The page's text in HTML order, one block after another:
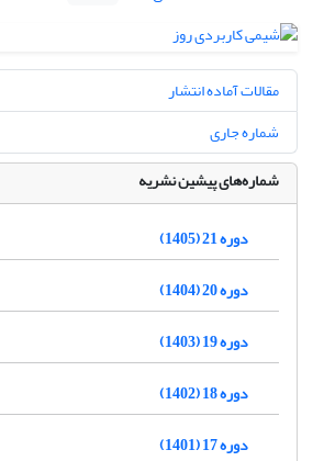
مقالات آماده انتشار
شماره جاری
شماره‌های پیشین نشریه
دوره 21 (1405)
دوره 20 (1404)
دوره 19 (1403)
دوره 18 (1402)
دوره 17 (1401)